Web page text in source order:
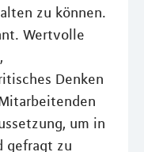
zu können.
Wertvolle
Denken
um in
gefragt zu